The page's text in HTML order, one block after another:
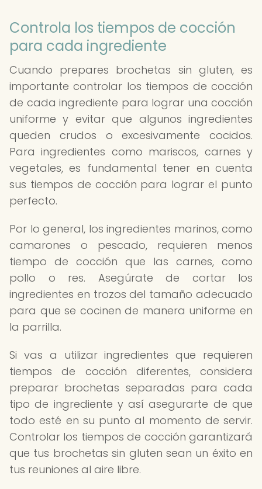
Controla los tiempos de cocción
para cada ingrediente
Cuando prepares brochetas sin gluten, es
importante controlar los tiempos de cocción
de cada ingrediente para lograr una cocción
uniforme y evitar que algunos ingredientes
queden crudos o excesivamente cocidos.
Para ingredientes como mariscos, carnes y
vegetales, es fundamental tener en cuenta
sus tiempos de cocción para lograr el punto
perfecto.
Por lo general, los ingredientes marinos, como
camarones o pescado, requieren menos
tiempo de cocción que las carnes, como
pollo o res. Asegúrate de cortar los
ingredientes en trozos del tamaño adecuado
para que se cocinen de manera uniforme en
la parrilla.
Si vas a utilizar ingredientes que requieren
tiempos de cocción diferentes, considera
preparar brochetas separadas para cada
tipo de ingrediente y así asegurarte de que
todo esté en su punto al momento de servir.
Controlar los tiempos de cocción garantizará
que tus brochetas sin gluten sean un éxito en
tus reuniones al aire libre.